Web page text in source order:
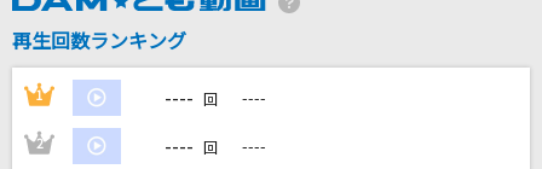
back number
再生回数ランキング
1 ---- 回 ----
2 ---- 回 ----